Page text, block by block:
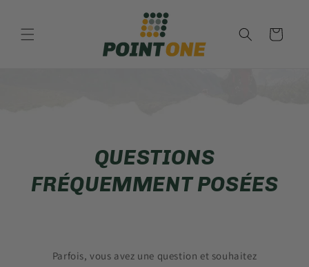
au
contenu
Panier
QUESTIONS
FRÉQUEMMENT POSÉES
Parfois, vous avez une question et souhaitez